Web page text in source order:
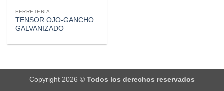
FERRETERIA
TENSOR OJO-GANCHO
GALVANIZADO
Copyright 2026 © Todos los derechos reservados